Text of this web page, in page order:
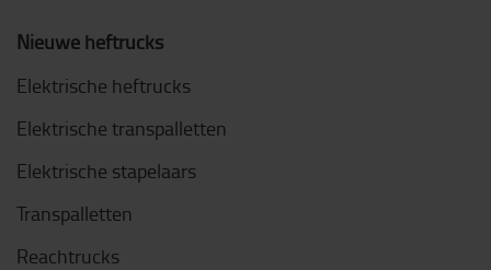
Nieuwe heftrucks
Elektrische heftrucks
Elektrische transpalletten
Elektrische stapelaars
Transpalletten
Reachtrucks